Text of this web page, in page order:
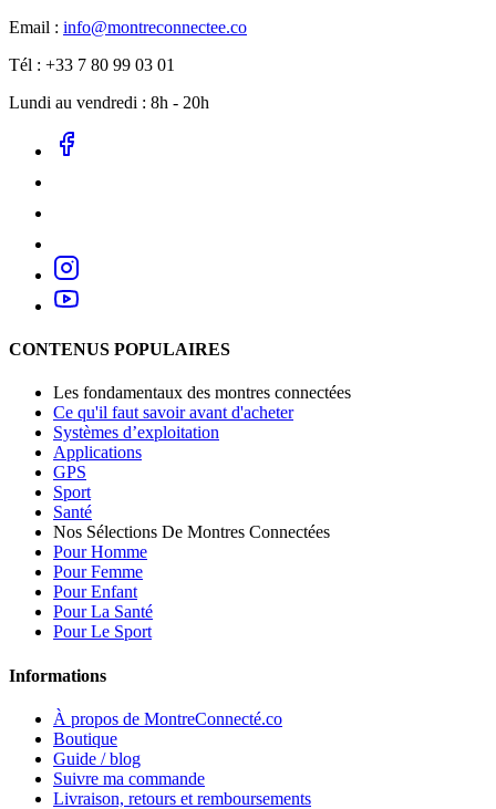
Email : info@montreconnectee.co
Tél : +33 7 80 99 03 01
Lundi au vendredi : 8h - 20h
CONTENUS POPULAIRES
Les fondamentaux des montres connectées
Ce qu'il faut savoir avant d'acheter
Systèmes d’exploitation
Applications
GPS
Sport
Santé
Nos Sélections De Montres Connectées
Pour Homme
Pour Femme
Pour Enfant
Pour La Santé
Pour Le Sport
Informations
À propos de MontreConnecté.co
Boutique
Guide / blog
Suivre ma commande
Livraison, retours et remboursements